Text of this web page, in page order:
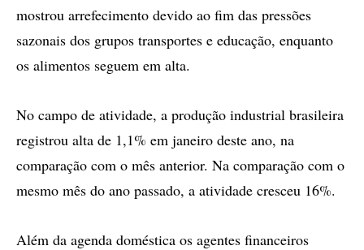
mostrou arrefecimento devido ao fim das pressões
sazonais dos grupos transportes e educação, enquanto
os alimentos seguem em alta.
No campo de atividade, a produção industrial brasileira
registrou alta de 1,1% em janeiro deste ano, na
comparação com o mês anterior. Na comparação com o
mesmo mês do ano passado, a atividade cresceu 16%.
Além da agenda doméstica os agentes financeiros